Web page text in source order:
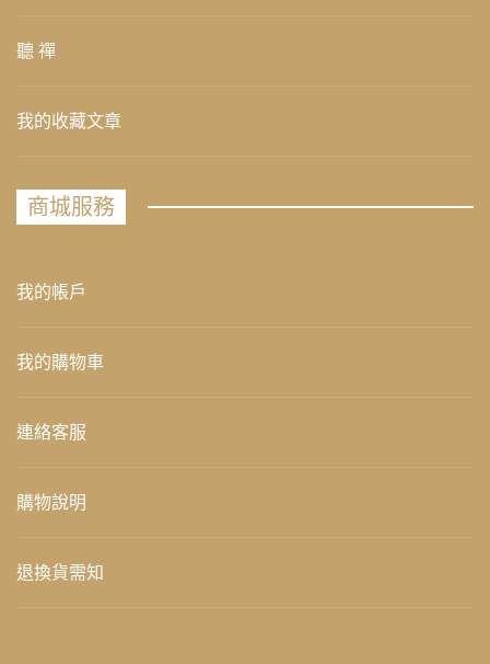
聽 禪
我的收藏文章
商城服務
我的帳戶
我的購物車
連絡客服
購物說明
退換貨需知